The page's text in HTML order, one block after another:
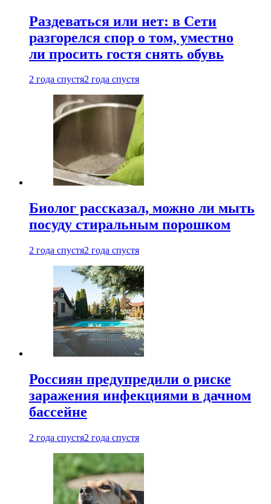
Раздеваться или нет: в Сети
разгорелся спор о том, уместно
ли просить гостя снять обувь
2 года спустя2 года спустя
Биолог рассказал, можно ли мыть
посуду стиральным порошком
2 года спустя2 года спустя
Россиян предупредили о риске
заражения инфекциями в дачном
бассейне
2 года спустя2 года спустя